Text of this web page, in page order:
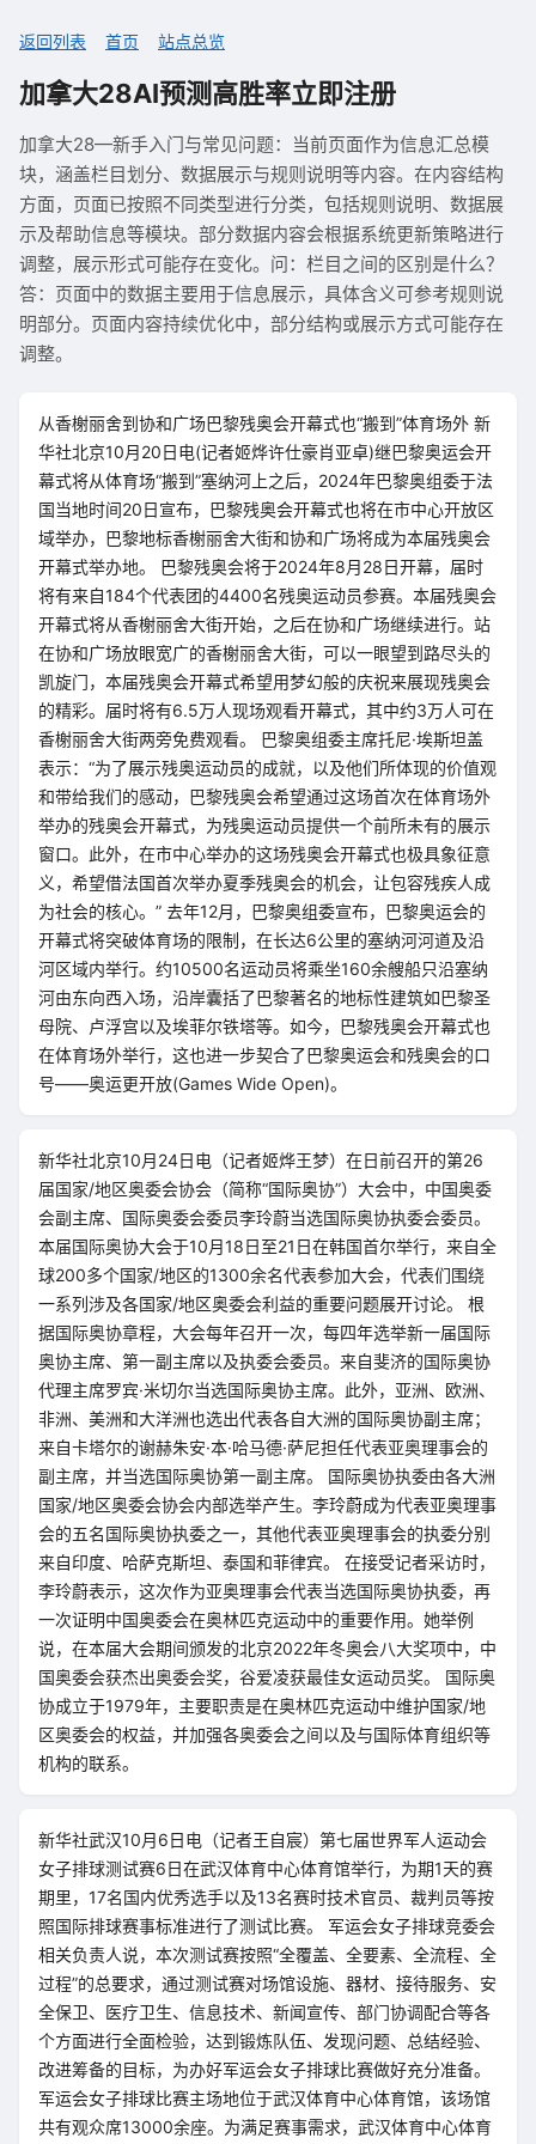
返回列表 首页 站点总览
加拿大28AI预测高胜率立即注册
加拿大28—新手入门与常见问题：当前页面作为信息汇总模
块，涵盖栏目划分、数据展示与规则说明等内容。在内容结构
方面，页面已按照不同类型进行分类，包括规则说明、数据展
示及帮助信息等模块。部分数据内容会根据系统更新策略进行
调整，展示形式可能存在变化。问：栏目之间的区别是什么？
答：页面中的数据主要用于信息展示，具体含义可参考规则说
明部分。页面内容持续优化中，部分结构或展示方式可能存在
调整。
从香榭丽舍到协和广场巴黎残奥会开幕式也“搬到”体育场外 新
华社北京10月20日电(记者姬烨许仕豪肖亚卓)继巴黎奥运会开
幕式将从体育场“搬到”塞纳河上之后，2024年巴黎奥组委于法
国当地时间20日宣布，巴黎残奥会开幕式也将在市中心开放区
域举办，巴黎地标香榭丽舍大街和协和广场将成为本届残奥会
开幕式举办地。 巴黎残奥会将于2024年8月28日开幕，届时
将有来自184个代表团的4400名残奥运动员参赛。本届残奥会
开幕式将从香榭丽舍大街开始，之后在协和广场继续进行。站
在协和广场放眼宽广的香榭丽舍大街，可以一眼望到路尽头的
凯旋门，本届残奥会开幕式希望用梦幻般的庆祝来展现残奥会
的精彩。届时将有6.5万人现场观看开幕式，其中约3万人可在
香榭丽舍大街两旁免费观看。 巴黎奥组委主席托尼·埃斯坦盖
表示：“为了展示残奥运动员的成就，以及他们所体现的价值观
和带给我们的感动，巴黎残奥会希望通过这场首次在体育场外
举办的残奥会开幕式，为残奥运动员提供一个前所未有的展示
窗口。此外，在市中心举办的这场残奥会开幕式也极具象征意
义，希望借法国首次举办夏季残奥会的机会，让包容残疾人成
为社会的核心。” 去年12月，巴黎奥组委宣布，巴黎奥运会的
开幕式将突破体育场的限制，在长达6公里的塞纳河河道及沿
河区域内举行。约10500名运动员将乘坐160余艘船只沿塞纳
河由东向西入场，沿岸囊括了巴黎著名的地标性建筑如巴黎圣
母院、卢浮宫以及埃菲尔铁塔等。如今，巴黎残奥会开幕式也
在体育场外举行，这也进一步契合了巴黎奥运会和残奥会的口
号——奥运更开放(Games Wide Open)。
新华社北京10月24日电（记者姬烨王梦）在日前召开的第26
届国家/地区奥委会协会（简称“国际奥协”）大会中，中国奥委
会副主席、国际奥委会委员李玲蔚当选国际奥协执委会委员。
本届国际奥协大会于10月18日至21日在韩国首尔举行，来自全
球200多个国家/地区的1300余名代表参加大会，代表们围绕
一系列涉及各国家/地区奥委会利益的重要问题展开讨论。 根
据国际奥协章程，大会每年召开一次，每四年选举新一届国际
奥协主席、第一副主席以及执委会委员。来自斐济的国际奥协
代理主席罗宾·米切尔当选国际奥协主席。此外，亚洲、欧洲、
非洲、美洲和大洋洲也选出代表各自大洲的国际奥协副主席；
来自卡塔尔的谢赫朱安·本·哈马德·萨尼担任代表亚奥理事会的
副主席，并当选国际奥协第一副主席。 国际奥协执委由各大洲
国家/地区奥委会协会内部选举产生。李玲蔚成为代表亚奥理事
会的五名国际奥协执委之一，其他代表亚奥理事会的执委分别
来自印度、哈萨克斯坦、泰国和菲律宾。 在接受记者采访时，
李玲蔚表示，这次作为亚奥理事会代表当选国际奥协执委，再
一次证明中国奥委会在奥林匹克运动中的重要作用。她举例
说，在本届大会期间颁发的北京2022年冬奥会八大奖项中，中
国奥委会获杰出奥委会奖，谷爱凌获最佳女运动员奖。 国际奥
协成立于1979年，主要职责是在奥林匹克运动中维护国家/地
区奥委会的权益，并加强各奥委会之间以及与国际体育组织等
机构的联系。
新华社武汉10月6日电（记者王自宸）第七届世界军人运动会
女子排球测试赛6日在武汉体育中心体育馆举行，为期1天的赛
期里，17名国内优秀选手以及13名赛时技术官员、裁判员等按
照国际排球赛事标准进行了测试比赛。 军运会女子排球竞委会
相关负责人说，本次测试赛按照“全覆盖、全要素、全流程、全
过程”的总要求，通过测试赛对场馆设施、器材、接待服务、安
全保卫、医疗卫生、信息技术、新闻宣传、部门协调配合等各
个方面进行全面检验，达到锻炼队伍、发现问题、总结经验、
改进筹备的目标，为办好军运会女子排球比赛做好充分准备。
军运会女子排球比赛主场地位于武汉体育中心体育馆，该场馆
共有观众席13000余座。为满足赛事需求，武汉体育中心体育